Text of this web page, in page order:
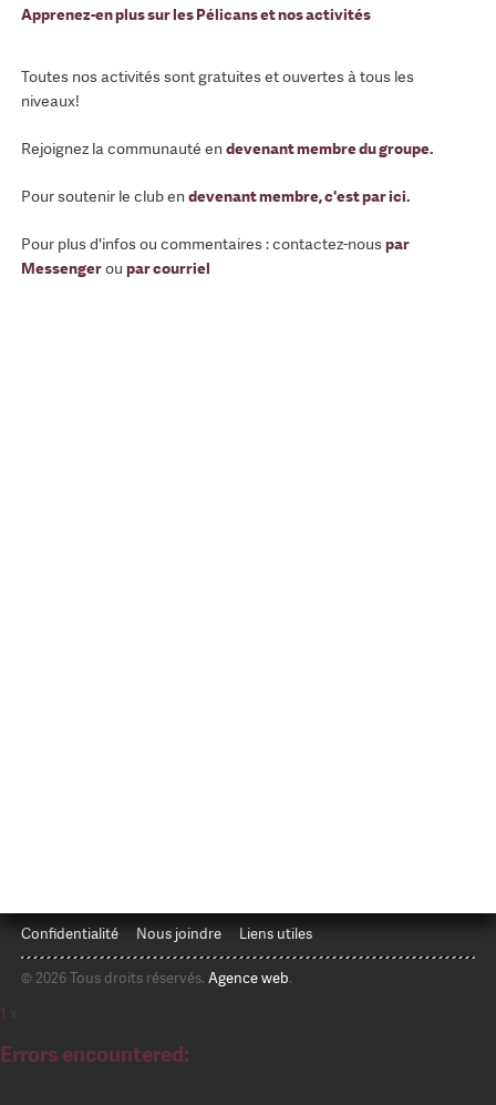
Apprenez-en plus sur les Pélicans et nos activités
Toutes nos activités sont gratuites et ouvertes à tous les
niveaux!
Rejoignez la communauté endevenant membre du groupe.
Pour soutenir le club endevenant membre, c'est par ici.
Pour plus d'infos ou commentaires : contactez-nouspar
Messengerou par courriel
Confidentialité Nous joindre Liens utiles
© 2026 Tous droits réservés. Agence web.
1
Errors encountered: